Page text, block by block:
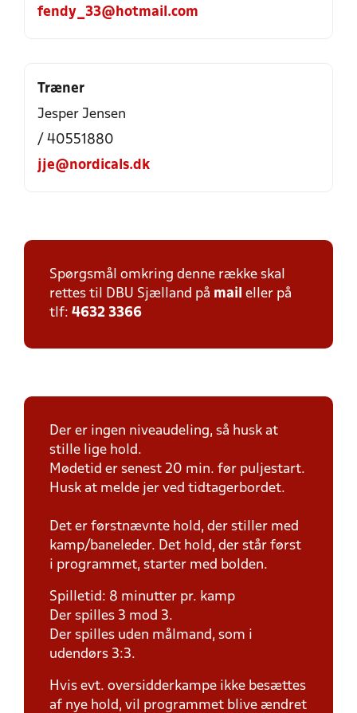
fendy_33@hotmail.com
Træner
Jesper Jensen
/ 40551880
jje@nordicals.dk
Spørgsmål omkring denne række skal
rettes til DBU Sjælland på mail eller på
tlf: 4632 3366
Der er ingen niveaudeling, så husk at
stille lige hold.
Mødetid er senest 20 min. før puljestart.
Husk at melde jer ved tidtagerbordet.
Det er førstnævnte hold, der stiller med
kamp/baneleder. Det hold, der står først
i programmet, starter med bolden.
Spilletid: 8 minutter pr. kamp
Der spilles 3 mod 3.
Der spilles uden målmand, som i
udendørs 3:3.
Hvis evt. oversidderkampe ikke besættes
af nye hold, vil programmet blive ændret